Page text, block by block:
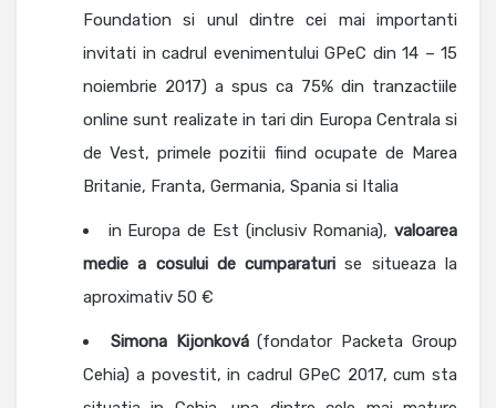
Foundation si unul dintre cei mai importanti
invitati in cadrul evenimentului GPeC din 14 – 15
noiembrie 2017) a spus ca 75% din tranzactiile
online sunt realizate in tari din Europa Centrala si
de Vest, primele pozitii fiind ocupate de Marea
Britanie, Franta, Germania, Spania si Italia
in Europa de Est (inclusiv Romania),valoarea
medie a cosului de cumparaturi se situeaza la
aproximativ 50 €
Simona Kijonková(fondator Packeta Group
Cehia) a povestit, in cadrul GPeC 2017, cum sta